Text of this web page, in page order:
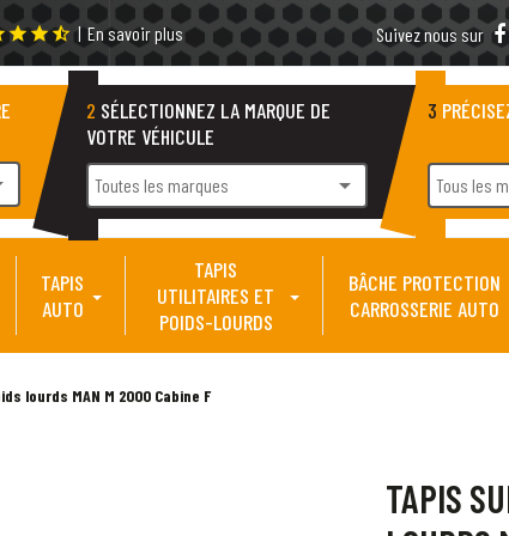
starstarstar_half | En savoir plus Suivez nous sur
2 SÉLECTIONNEZ LA MARQUE DE
VOTRE VÉHICULE
Toutes les marques arrow_drop_down
3
Tous les
TAPIS
AUTO
TAPIS
UTILITAIRES ET
POIDS-LOURDS
BÂCHE PROTECTION
CARROSSERIE AUTO
lourds MAN M 2000 Cabine F
TAPIS